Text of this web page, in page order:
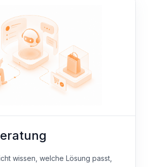
wissen, welche Lösung passt,